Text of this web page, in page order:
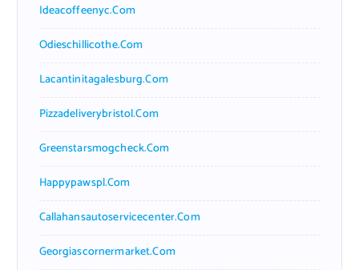
Ideacoffeenyc.com
Odieschillicothe.com
Lacantinitagalesburg.com
Pizzadeliverybristol.com
Greenstarsmogcheck.com
Happypawspl.com
Callahansautoservicecenter.com
Georgiascornermarket.com